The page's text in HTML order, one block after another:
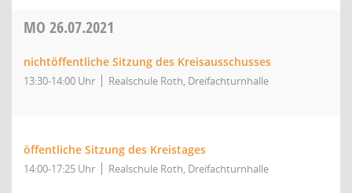
MO 26.07.2021
nichtöffentliche Sitzung des Kreisausschusses
13:30-14:00 Uhr Realschule Roth, Dreifachturnhalle
öffentliche Sitzung des Kreistages
14:00-17:25 Uhr Realschule Roth, Dreifachturnhalle